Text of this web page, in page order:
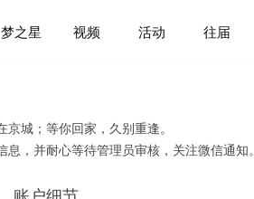
梦之星 视频 活动 往届
京城；等你回家，久别重逢。
，并耐心等待管理员审核，关注微信通知。